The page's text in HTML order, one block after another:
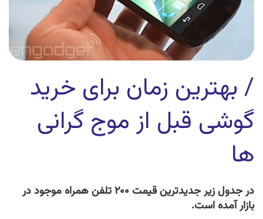
/ بهترین زمان برای خرید
گوشی قبل از موج گرانی
ها
در جدول زیر جدیدترین قیمت ۲۰۰ تلفن همراه موجود در
بازار آمده است.